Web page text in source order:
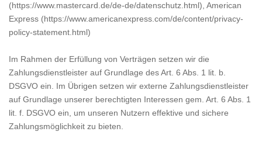
(https://www.mastercard.de/de-de/datenschutz.html), American
Express (https://www.americanexpress.com/de/content/privacy-
policy-statement.html)
Im Rahmen der Erfüllung von Verträgen setzen wir die
Zahlungsdienstleister auf Grundlage des Art. 6 Abs. 1 lit. b.
DSGVO ein. Im Übrigen setzen wir externe Zahlungsdienstleister
auf Grundlage unserer berechtigten Interessen gem. Art. 6 Abs. 1
lit. f. DSGVO ein, um unseren Nutzern effektive und sichere
Zahlungsmöglichkeit zu bieten.